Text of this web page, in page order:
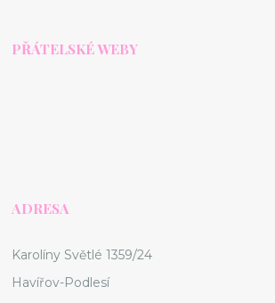
PŘÁTELSKÉ WEBY
ADRESA
Karolíny Světlé 1359/24
Havířov-Podlesí